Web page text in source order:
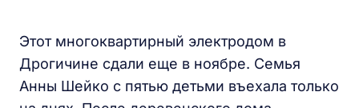
Этот многоквартирный электродом в
Дрогичине сдали еще в ноябре. Семья
Анны Шейко с пятью детьми въехала только